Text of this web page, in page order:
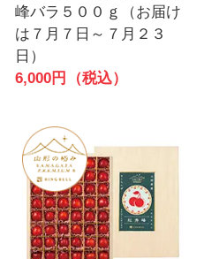
峰バラ５００ｇ（お届け
は７月７日～７月２３
日）
6,000円（税込）